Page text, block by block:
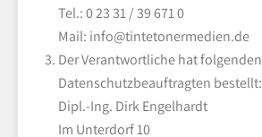
Tel.: 0 23 31 / 39 671 0
Mail: info@tintetonermedien.de
Der Verantwortliche hat folgenden
Datenschutzbeauftragten bestellt:
Dipl.-Ing. Dirk Engelhardt
Im Unterdorf 10